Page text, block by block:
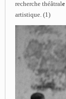
recherche théâtrale
artistique. (1)